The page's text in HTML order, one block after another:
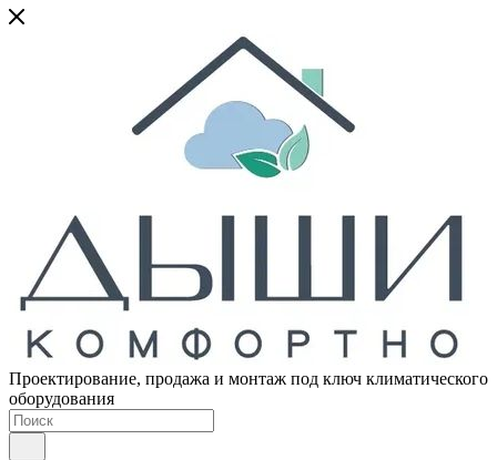
Проектирование, продажа и монтаж под ключ климатического
оборудования